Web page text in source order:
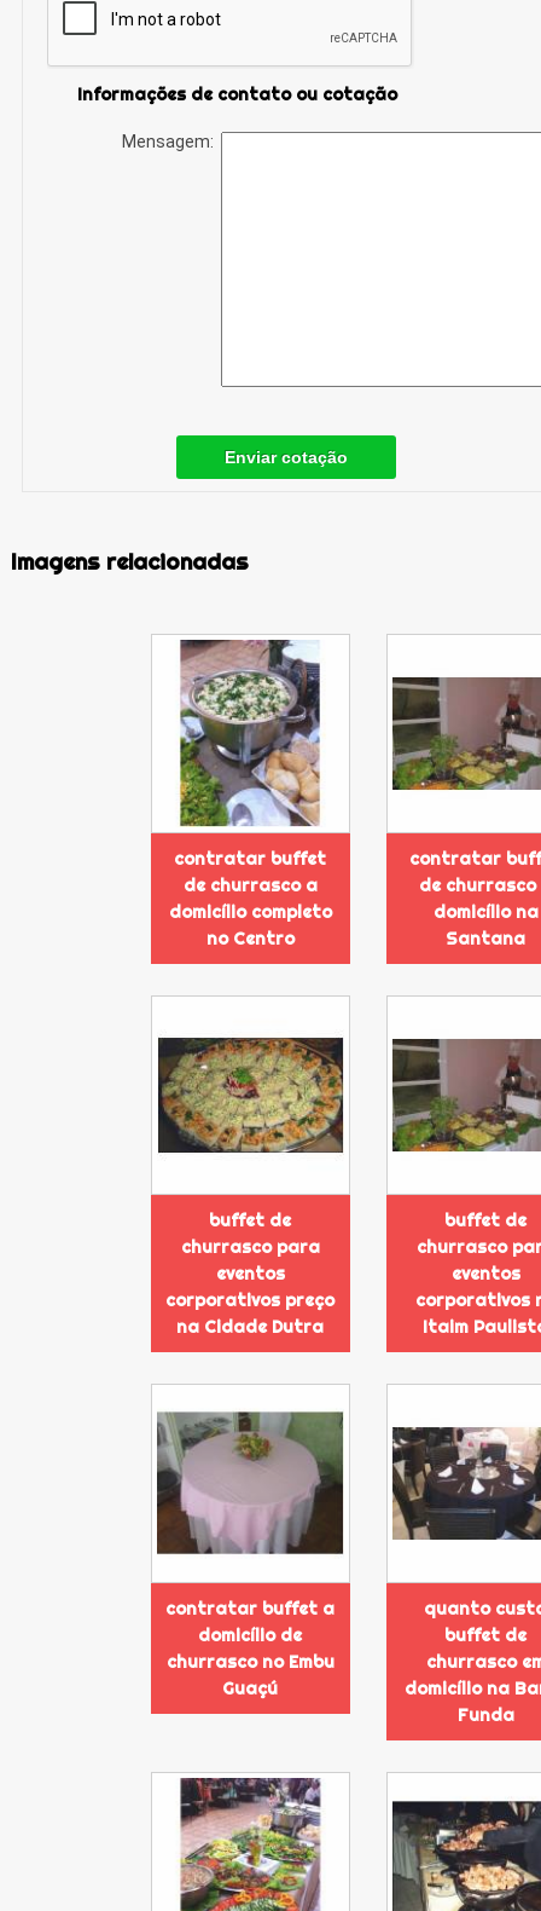
Informações de contato ou cotação
Mensagem:
Enviar cotação
Imagens relacionadas
contratar buffet
de churrasco a
domicílio completo
no Centro
contratar
de churrasco
domicílio na
Santana
buffet de
churrasco para
eventos
corporativos preço
na Cidade Dutra
buffet de
churrasco
eventos
corporativos
Itaim
contratar buffet a
domicílio de
churrasco no Embu
Guaçú
quanto
buffet de
churrasco
domicílio na
Funda